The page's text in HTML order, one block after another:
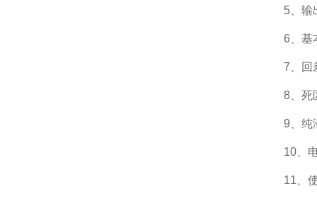
5、输
6、基
7、回
8、死
9、纯
10、
11、